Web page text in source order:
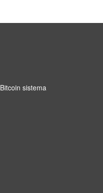
sistema